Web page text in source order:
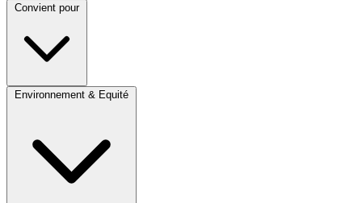
Convient pour
Environnement & Equité